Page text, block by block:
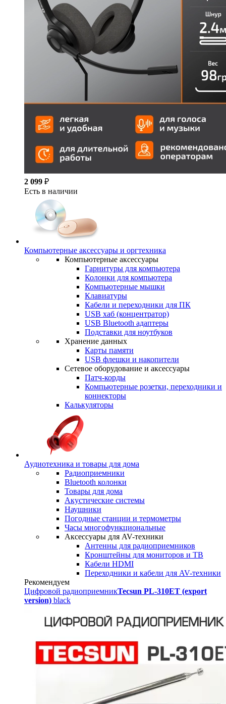
2 099 ₽
Есть в наличии
Компьютерные аксессуары и оргтехника
Компьютерные аксессуары
Гарнитуры для компьютера
Колонки для компьютера
Компьютерные мышки
Клавиатуры
Кабели и переходники для ПК
USB хаб (концентратор)
USB Bluetooth адаптеры
Подставки для ноутбуков
Хранение данных
Карты памяти
USB флешки и накопители
Сетевое оборудование и аксессуары
Патч-корды
Компьютерные розетки, переходники и
коннекторы
Калькуляторы
Аудиотехника и товары для дома
Радиоприемники
Bluetooth колонки
Товары для дома
Акустические системы
Наушники
Погодные станции и термометры
Часы многофункциональные
Аксессуары для AV-техники
Антенны для радиоприемников
Кронштейны для мониторов и ТВ
Кабели HDMI
Переходники и кабели для AV-техники
Рекомендуем
Цифровой радиоприемникTecsun PL-310ET (export
version) black